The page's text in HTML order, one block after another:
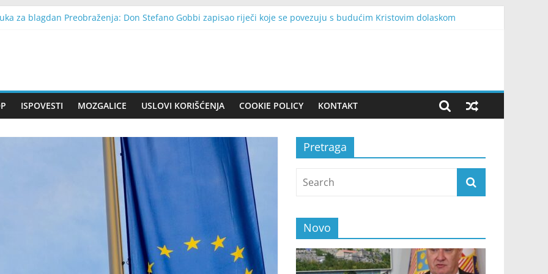
za blagdan Preobraženja: Don Stefano Gobbi zapisao riječi koje se povezuju s budućim Kristovim dolaskom
zbog izgleda, a muž se nasmijao: Jedna odluka zaustavila je njihov posao
hemoterapije da bi otputovao s majkom: Nekoliko dana kasnije zvao ju je i molio za pomoć
ISPOVESTI MOZGALICE USLOVI KORIŠĆENJA COOKIE POLICY KONTAKT
Pretraga
Novo